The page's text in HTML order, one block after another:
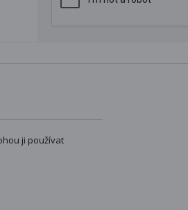
ji používat